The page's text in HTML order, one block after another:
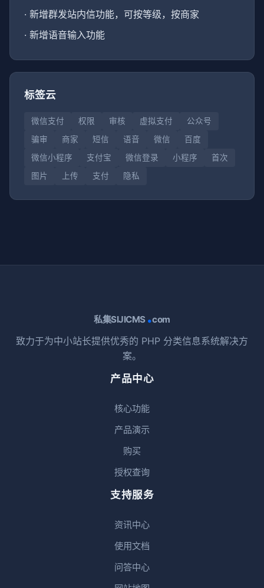
· 新增群发站内信功能，可按等级，按商家
· 新增语音输入功能
标签云
微信支付 权限 审核 虚拟支付
公众号
骗审
商家 短信 语音 微信
百度
微信小程序
支付宝 微信登录 小程序
首次
图片
上传 支付 隐私
私集SIJICMS .com
致力于为中小站长提供优秀的 PHP 分类信息系统解决方
案。
产品中心
核心功能
产品演示
购买
授权查询
支持服务
资讯中心
使用文档
问答中心